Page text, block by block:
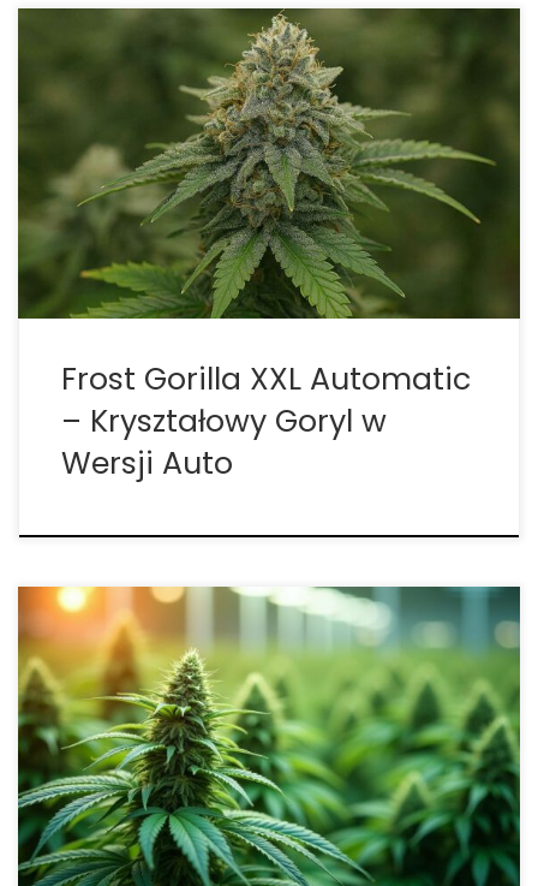
Poznaj szczegółową recenzję odmiany Frost Gorilla
XXL Automatic, dostępnej na stronie sklepu THC-
THC.pl z dokładnymi parametrami: czasem
kwitnienia, plonem, wysokością, zawartością THC i
specyfiką uprawy indoor / outdoor. Opis i recenzja
Frost Gorilla XXL Automatic Frost Gorilla XXL
Automatic to […]
Frost Gorilla XXL Automatic
– Kryształowy Goryl w
Wersji Auto
Pożyteczne bakterie w hydroponice – jak
mikroorganizmy zwiększają plony i odporność roślin
Hydroponika to jedna z najnowocześniejszych i
najbardziej efektywnych metod uprawy roślin. Dzięki
niej można uzyskać rekordowe plony przy
minimalnym zużyciu wody i nawozów, a także
maksymalnie kontrolować warunki […]